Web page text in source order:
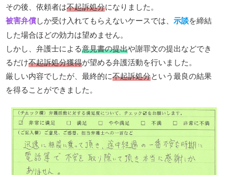
その後、依頼者は不起訴処分になりました。
被害弁償しか受け入れてもらえないケースでは、示談を締結
した場合ほどの効力は望めません。
しかし、弁護士による意見書の提出や謝罪文の提出などでき
るだけ不起訴処分獲得が望める弁護活動を行いました。
厳しい内容でしたが、最終的に不起訴処分という最良の結果
を得ることができました。